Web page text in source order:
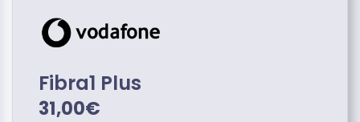
Fibra1 Plus
31,00€